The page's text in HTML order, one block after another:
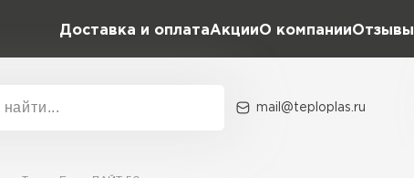
Доставка и оплатаАкцииО компанииОтзывы
mail@teploplas.ru